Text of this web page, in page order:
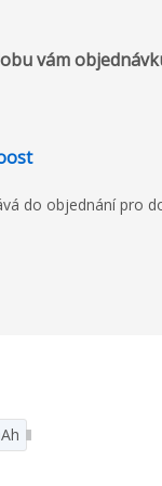
vám
do objednání pro